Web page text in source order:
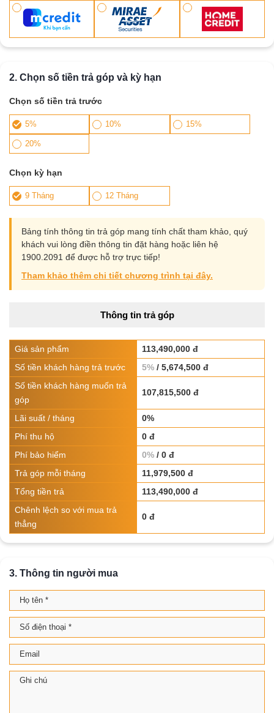
2. Chọn số tiền trả góp và kỳ hạn
Chọn số tiền trả trước
5% 10% 15%
20%
Chọn kỳ hạn
9 Tháng 12 Tháng
Bảng tính thông tin trả góp mang tính chất tham khảo, quý
khách vui lòng điền thông tin đặt hàng hoặc liên hệ
1900.2091 để được hỗ trợ trực tiếp!
Tham khảo thêm chi tiết chương trình tại đây.
Thông tin trả góp
Giá sản phẩm
113,490,000 đ
Số tiền khách hàng trả trước
5% / 5,674,500 đ
Số tiền khách hàng muốn trả
góp
107,815,500 đ
Lãi suất / tháng
0%
Phí thu hộ
0 đ
Phí bảo hiểm
0% / 0 đ
Trả góp mỗi tháng
11,979,500 đ
Tổng tiền trả
113,490,000 đ
Chênh lệch so với mua trả
thẳng
0 đ
3. Thông tin người mua